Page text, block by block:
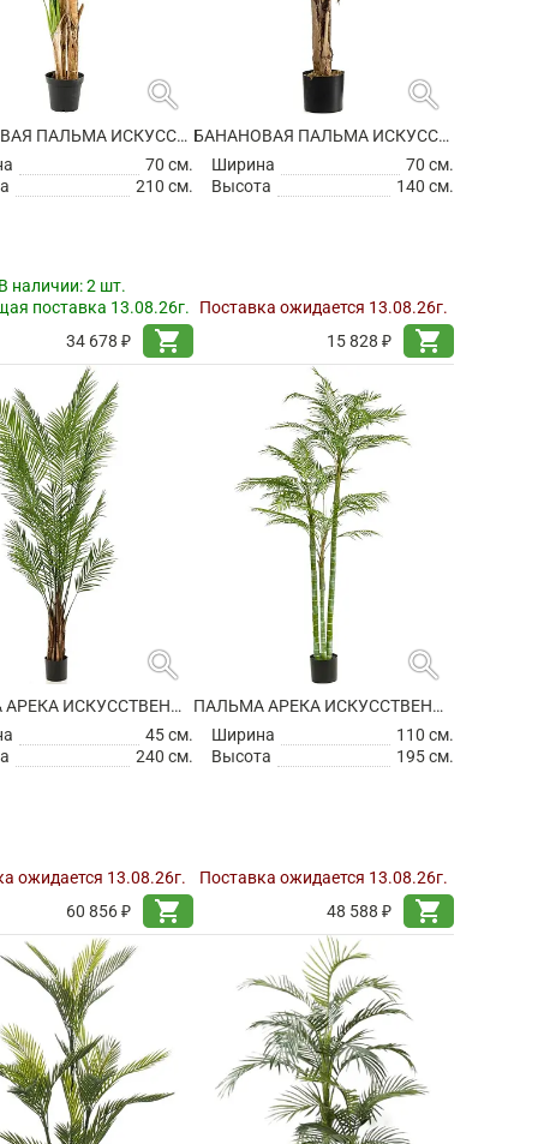
search
БАНАНОВАЯ ПАЛЬМА ИСКУССТВЕННАЯ
70 см.
210 см.
наличии:2 шт.
поставка 13.08.26г.
34 678 ₽
shopping_cart
search
БАНАНОВАЯ ПАЛЬМА ИСКУССТВЕННАЯ
Ширина
70 см.
Высота
140 см.
Поставка ожидается 13.08.26г.
15 828 ₽
shopping_cart
search
ПАЛЬМА АРЕКА ИСКУССТВЕННАЯ
45 см.
240 см.
ожидается 13.08.26г.
60 856 ₽
shopping_cart
search
ПАЛЬМА АРЕКА ИСКУССТВЕННАЯ
Ширина
110 см.
Высота
195 см.
Поставка ожидается 13.08.26г.
48 588 ₽
shopping_cart